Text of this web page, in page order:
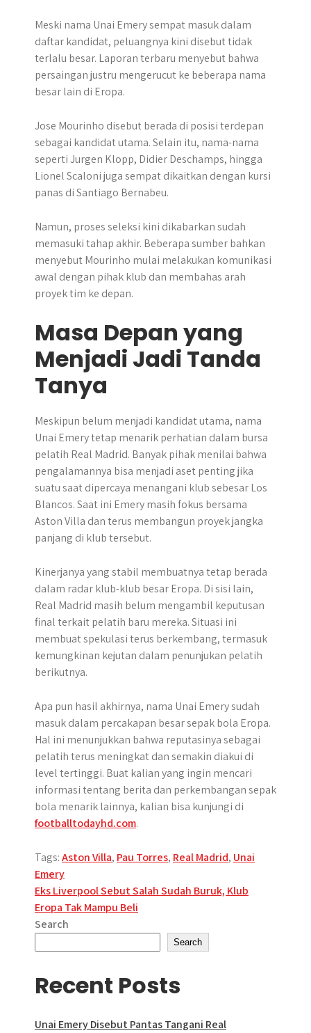
Meski nama Unai Emery sempat masuk dalam
daftar kandidat, peluangnya kini disebut tidak
terlalu besar. Laporan terbaru menyebut bahwa
persaingan justru mengerucut ke beberapa nama
besar lain di Eropa.
Jose Mourinho disebut berada di posisi terdepan
sebagai kandidat utama. Selain itu, nama-nama
seperti Jurgen Klopp, Didier Deschamps, hingga
Lionel Scaloni juga sempat dikaitkan dengan kursi
panas di Santiago Bernabeu.
Namun, proses seleksi kini dikabarkan sudah
memasuki tahap akhir. Beberapa sumber bahkan
menyebut Mourinho mulai melakukan komunikasi
awal dengan pihak klub dan membahas arah
proyek tim ke depan.
Masa Depan yang
Menjadi Jadi Tanda
Tanya
Meskipun belum menjadi kandidat utama, nama
Unai Emery tetap menarik perhatian dalam bursa
pelatih Real Madrid. Banyak pihak menilai bahwa
pengalamannya bisa menjadi aset penting jika
suatu saat dipercaya menangani klub sebesar Los
Blancos. Saat ini Emery masih fokus bersama
Aston Villa dan terus membangun proyek jangka
panjang di klub tersebut.
Kinerjanya yang stabil membuatnya tetap berada
dalam radar klub-klub besar Eropa. Di sisi lain,
Real Madrid masih belum mengambil keputusan
final terkait pelatih baru mereka. Situasi ini
membuat spekulasi terus berkembang, termasuk
kemungkinan kejutan dalam penunjukan pelatih
berikutnya.
Apa pun hasil akhirnya, nama Unai Emery sudah
masuk dalam percakapan besar sepak bola Eropa.
Hal ini menunjukkan bahwa reputasinya sebagai
pelatih terus meningkat dan semakin diakui di
level tertinggi. Buat kalian yang ingin mencari
informasi tentang berita dan perkembangan sepak
bola menarik lainnya, kalian bisa kunjungi di
footballtodayhd.com.
Tags:Aston Villa, Pau Torres, Real Madrid, Unai
Emery
Post
navigation
Eks Liverpool Sebut Salah Sudah Buruk, Klub
Eropa Tak Mampu Beli
Search
Search
Recent Posts
Unai Emery Disebut Pantas Tangani Real